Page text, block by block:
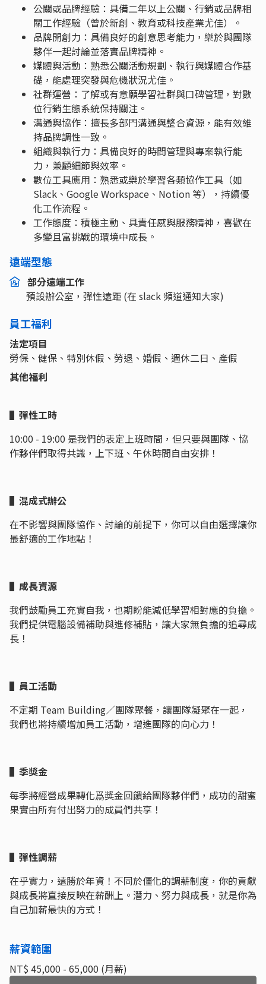
公關或品牌經驗：具備二年以上公關、行銷或品牌相
關工作經驗（曾於新創、教育或科技產業尤佳）。
品牌開創力：具備良好的創意思考能力，樂於與團隊
夥伴一起討論並落實品牌精神。
媒體與活動：熟悉公關活動規劃、執行與媒體合作基
礎，能處理突發與危機狀況尤佳。
社群運營：了解或有意願學習社群與口碑管理，對數
位行銷生態系統保持關注。
溝通與協作：擅長多部門溝通與整合資源，能有效維
持品牌調性一致。
組織與執行力：具備良好的時間管理與專案執行能
力，兼顧細節與效率。
數位工具應用：熟悉或樂於學習各類協作工具（如
Slack、Google Workspace、Notion 等），持續優
化工作流程。
工作態度：積極主動、具責任感與服務精神，喜歡在
多變且富挑戰的環境中成長。
遠端型態
部分遠端工作
預設辦公室，彈性遠距 (在 slack 頻道通知大家)
員工福利
法定項目
勞保、健保、特別休假、勞退、婚假、週休二日、產假
其他福利
▌彈性工時
10:00 - 19:00 是我們的表定上班時間，但只要與團隊、協
作夥伴們取得共識，上下班、午休時間自由安排！
▌混成式辦公
在不影響與團隊協作、討論的前提下，你可以自由選擇讓你
最舒適的工作地點！
▌成長資源
我們鼓勵員工充實自我，也期盼能減低學習相對應的負擔。
我們提供電腦設備補助與進修補貼，讓大家無負擔的追尋成
長！
▌員工活動
不定期 Team Building／團隊聚餐，讓團隊凝聚在一起，
我們也將持續增加員工活動，增進團隊的向心力！
▌季獎金
每季將經營成果轉化爲獎金回饋給團隊夥伴們，成功的甜蜜
果實由所有付出努力的成員們共享！
▌彈性調薪
在乎實力，遠勝於年資！不同於僵化的調薪制度，你的貢獻
與成長將直接反映在薪酬上。潛力、努力與成長，就是你為
自己加薪最快的方式！
薪資範圍
NT$ 45,000 - 65,000 (月薪)